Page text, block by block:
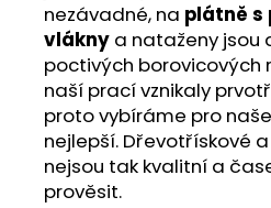
nezávadné, na plátně
vlákny a nataženy jsou
poctivých borovicových
naší prací vznikaly
proto vybíráme pro
nejlepší. Dřevotřískové
nejsou tak kvalitní a
prověsit.